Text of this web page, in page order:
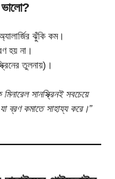
ভালো?
ঝুঁকি কম।
হয় না।
তুলনায়)।
সানস্ক্রিনই সবচেয়ে
ব্রণ কমাতে সাহায্য করে।”